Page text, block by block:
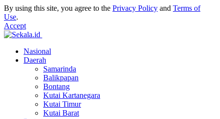
By using this site, you agree to the Privacy Policy and Terms of
Use.
Accept
Nasional
Daerah
Samarinda
Balikpapan
Bontang
Kutai Kartanegara
Kutai Timur
Kutai Barat